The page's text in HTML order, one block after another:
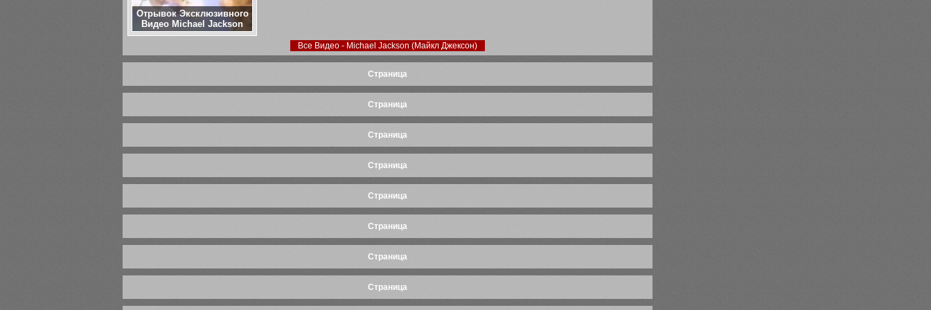
Отрывок Эксклюзивного
Видео Michael Jackson
Все Видео - Michael Jackson (Майкл Джeксон)
Cтраница
Cтраница
Cтраница
Cтраница
Cтраница
Cтраница
Cтраница
Cтраница